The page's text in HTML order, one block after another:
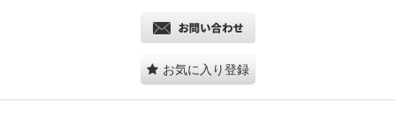
お気に入り登録